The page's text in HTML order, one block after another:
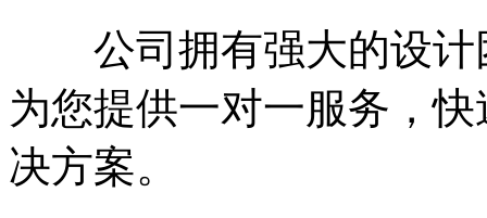
公司拥有强大的设计
为您提供一对一服务，
决方案。